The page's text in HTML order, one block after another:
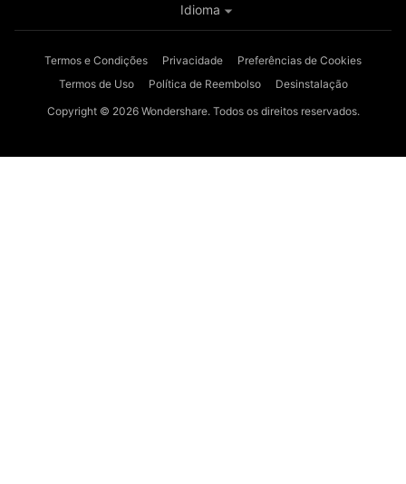
Termos e Condições Privacidade
Preferências de Cookies
Termos de Uso
Política de Reembolso
Desinstalação
Copyright © 2026 Wondershare. Todos os direitos reservados.
Idioma